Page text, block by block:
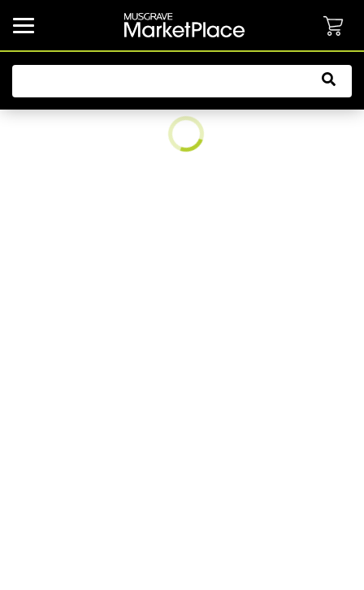
common.button.navbarCollapsed.text